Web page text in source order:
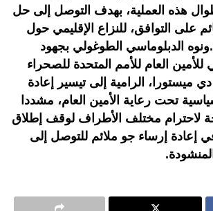
هذه العملية، بهدف التوصل إلى حل
على التوافق، للنزاع الإقليمي حول
الدبلوماسي الطوغولي بجهود
العام للأمم المتحدة للصحراء
دي ميستورا، الرامية إلى تيسير إعادة
تحت رعاية الأمين العام، مشددا
لاحترام مختلف الأطراف لوقف إطلاق
إعادة إرساء جو ملائم للتوصل إلى